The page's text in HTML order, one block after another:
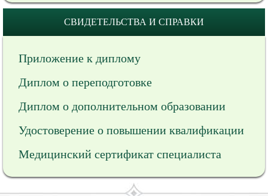
СВИДЕТЕЛЬСТВА И СПРАВКИ
Приложение к диплому
Диплом о переподготовке
Диплом о дополнительном образовании
Удостоверение о повышении квалификации
Медицинский сертификат специалиста